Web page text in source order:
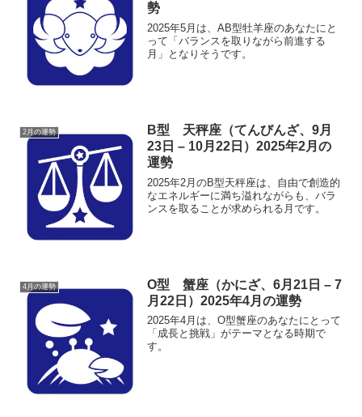
勢
2025年5月は、AB型牡羊座のあなたにと
って「バランスを取りながら前進する
月」となりそうです。
2月の運勢
B型 天秤座（てんびんざ、9月
23日 – 10月22日）2025年2月の
運勢
2025年2月のB型天秤座は、自由で創造的
なエネルギーに満ち溢れながらも、バラ
ンスを取ることが求められる月です。
4月の運勢
O型 蟹座（かにざ、6月21日 – 7
月22日）2025年4月の運勢
2025年4月は、O型蟹座のあなたにとって
「成長と挑戦」がテーマとなる時期で
す。